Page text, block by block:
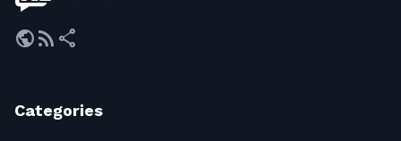
publicrss_feed share
Categories